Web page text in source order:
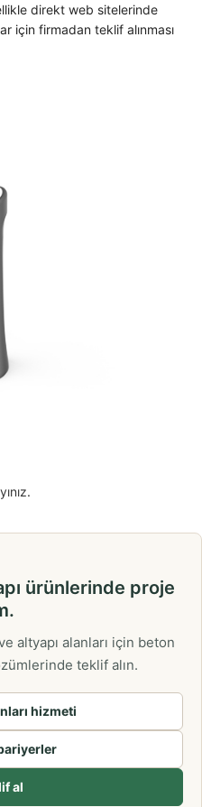
direkt web sitelerinde
için firmadan teklif alınması
.
ürünlerinde proje
altyapı alanları için beton
teklif alın.
hizmeti
al